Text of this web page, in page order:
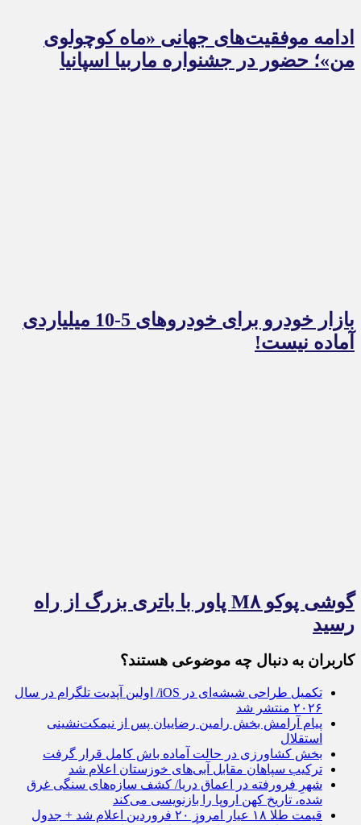
ادامه موفقیت‌های جهانی «ماه کوچولوی
من»؛ حضور در جشنواره ماربیا اسپانیا
بازار خودرو برای خودروهای 5-10 میلیاردی
آماده نیست!
گوشی پوکو M۸ پاور با باتری بزرگ از راه
رسید
کاربران به دنبال چه موضوعی هستند؟
تکمیل طراحی شیشه‌ای در iOS/ اولین آپدیت تلگرام در سال
۲۰۲۶ منتشر شد
پیام آرامش بخش رامین رضاییان پس از نیمکت‌نشینی
استقلال
بخش کشاورزی در حالت آماده باش کامل قرار گرفت
ترکیب سپاهان مقابل آبی‌های خوزستان اعلام شد
شهرِ فرورفته در اعماق دریا/ کشف سازه‌های سنگی غرق‌
شده، تاریخ کهن اروپا را بازنویسی می‌کند
قیمت طلا ۱۸ عیار امروز ۲۰ فروردین اعلام شد + جدول